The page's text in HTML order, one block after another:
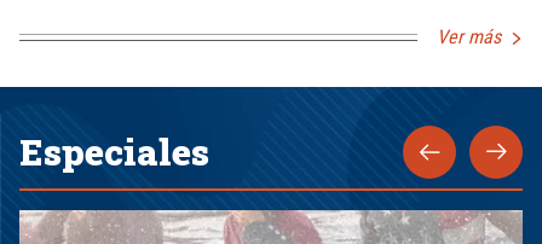
Ver más
Especiales